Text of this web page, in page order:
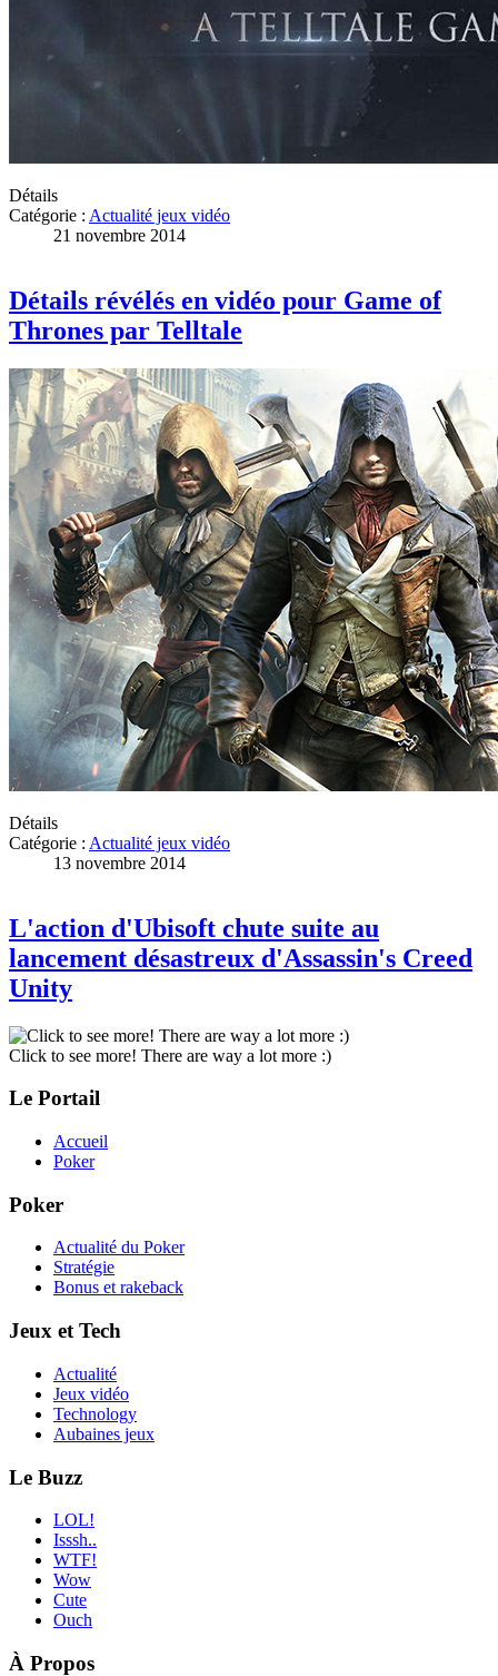
Détails
Catégorie : Actualité jeux vidéo
21 novembre 2014
Détails révélés en vidéo pour Game of
Thrones par Telltale
Détails
Catégorie : Actualité jeux vidéo
13 novembre 2014
L'action d'Ubisoft chute suite au
lancement désastreux d'Assassin's Creed
Unity
Click to see more! There are way a lot more :)
Le Portail
Accueil
Poker
Poker
Actualité du Poker
Stratégie
Bonus et rakeback
Jeux et Tech
Actualité
Jeux vidéo
Technology
Aubaines jeux
Le Buzz
LOL!
Isssh..
WTF!
Wow
Cute
Ouch
À Propos